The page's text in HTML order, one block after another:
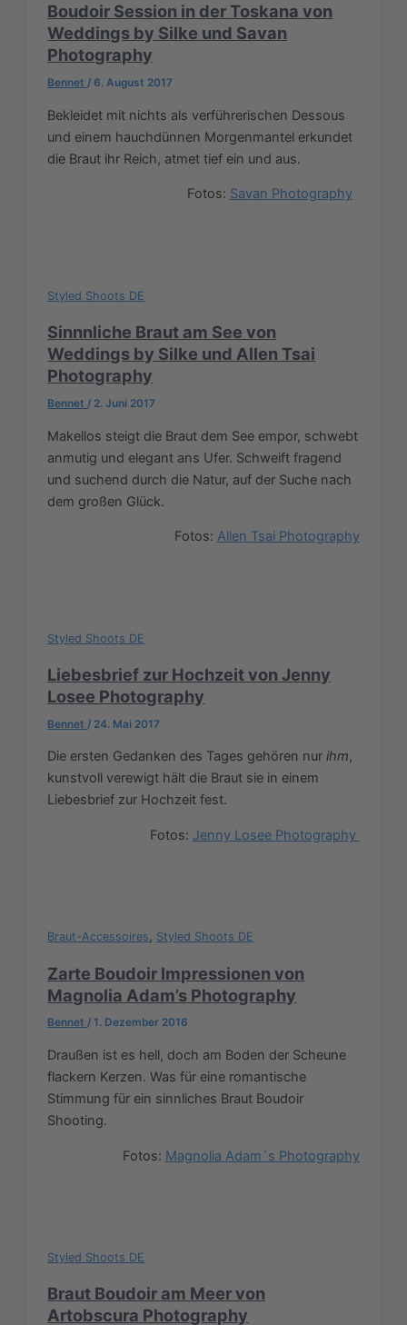
Boudoir Session in der Toskana von
Weddings by Silke und Savan
Photography
Bennet/6. August 2017
Bekleidet mit nichts als verführerischen Dessous
und einem hauchdünnen Morgenmantel erkundet
die Braut ihr Reich, atmet tief ein und aus.
Fotos: Savan Photography
Styled Shoots DE
Sinnnliche Braut am See von
Weddings by Silke und Allen Tsai
Photography
Bennet/ 2. Juni 2017
Makellos steigt die Braut dem See empor, schwebt
anmutig und elegant ans Ufer. Schweift fragend
und suchend durch die Natur, auf der Suche nach
dem großen Glück.
Fotos: Allen Tsai Photography
Styled Shoots DE
Liebesbrief zur Hochzeit von Jenny
Losee Photography
Bennet / 24. Mai 2017
Die ersten Gedanken des Tages gehören nurihm,
kunstvoll verewigt hält die Braut sie in einem
Liebesbrief zur Hochzeit fest.
Fotos: Jenny Losee Photography
Braut-Accessoires, Styled Shoots DE
Zarte Boudoir Impressionen von
Magnolia Adam’s Photography
Bennet/1. Dezember 2016
Draußen ist es hell, doch am Boden der Scheune
flackern Kerzen. Was für eine romantische
Stimmung für ein sinnliches Braut Boudoir
Shooting.
Fotos: Magnolia Adam´s Photography
Styled Shoots DE
Braut Boudoir am Meer von
Artobscura Photography